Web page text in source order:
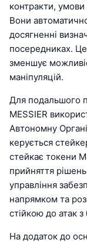
контракти, умови
Вони
досягненні
посередниках.
зменшує
маніпуляцій.
Для подальшого
MESSIER
Автономну
керується
стейкає токени
прийняття
управління
напрямком та
стійкою до атак
На додаток до